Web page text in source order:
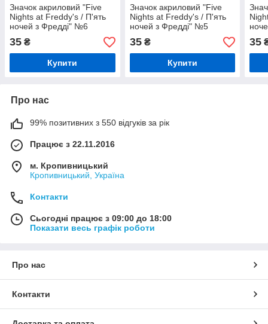
Значок акриловий "Five
Nights at Freddy's / П'ять
ночей з Фредді" №6
35 ₴
Купити
Значок акриловий "Five
Nights at Freddy's / П'ять
ночей з Фредді" №5
35₴
Купити
35
Про нас
99% позитивних з 550 відгуків за рік
Працює з 22.11.2016
м. Кропивницький
Кропивницький, Україна
Контакти
Сьогодні працює з 09:00 до 18:00
Показати весь графік роботи
Про нас
Контакти